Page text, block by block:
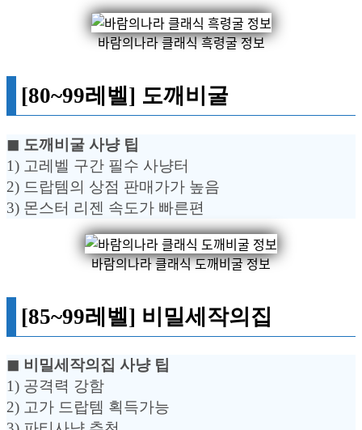
바람의나라 클래식 흑령굴 정보
[80~99레벨] 도깨비굴
◼︎ 도깨비굴 사냥 팁
1) 고레벨 구간 필수 사냥터
2) 드랍템의 상점 판매가가 높음
3) 몬스터 리젠 속도가 빠른편
바람의나라 클래식 도깨비굴 정보
[85~99레벨] 비밀세작의집
◼︎ 비밀세작의집 사냥 팁
1) 공격력 강함
2) 고가 드랍템 획득가능